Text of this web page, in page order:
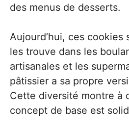
des menus de desserts.
Aujourd’hui, ces cookies
les trouve dans les
artisanales et les
pâtissier a sa propre
Cette diversité montre à
concept de base est